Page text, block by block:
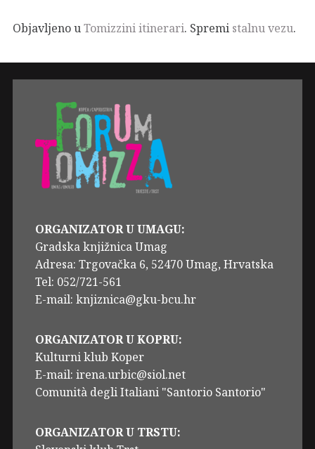
Objavljeno uTomizzini itinerari. Spremi stalnu vezu.
ORGANIZATOR U UMAGU:
Gradska knjižnica Umag
Adresa: Trgovačka 6, 52470 Umag, Hrvatska
Tel: 052/721-561
E-mail: knjiznica@gku-bcu.hr
ORGANIZATOR U KOPRU:
Kulturni klub Koper
E-mail: irena.urbic@siol.net
Comunità degli Italiani "Santorio Santorio"
ORGANIZATOR U TRSTU: